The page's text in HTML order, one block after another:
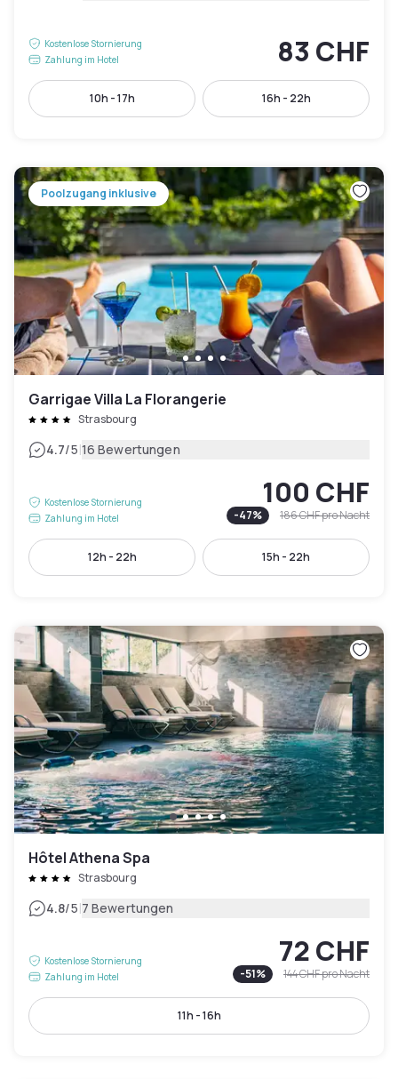
Kostenlose Stornierung
Zahlung im Hotel
83 CHF
10h - 17h 16h - 22h
Poolzugang inklusive
Garrigae Villa La Florangerie
Strasbourg
4.7/5|16 Bewertungen
Kostenlose Stornierung
Zahlung im Hotel
100 CHF
-47% 186 CHFpro Nacht
12h - 22h 15h - 22h
Hôtel Athena Spa
Strasbourg
4.8/5|7 Bewertungen
Kostenlose Stornierung
Zahlung im Hotel
72 CHF
-51% 144 CHFpro Nacht
11h - 16h